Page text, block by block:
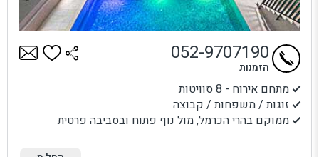
מתחם אירוח - 8 סוויטות
זוגות / משפחות / קבוצה
ממוקם בהרי הכרמל, מול נוף פתוח ובסביבה פרטית
052-9707190
הזמנות